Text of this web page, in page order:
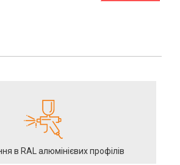
в RAL алюмінієвих профілів